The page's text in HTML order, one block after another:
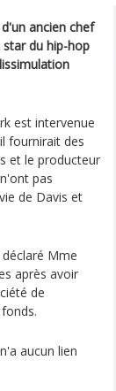
ancien chef
du hip-hop
est intervenue
fournirait des
et le producteur
pas
de Davis et
Mme
après avoir
de
aucun lien